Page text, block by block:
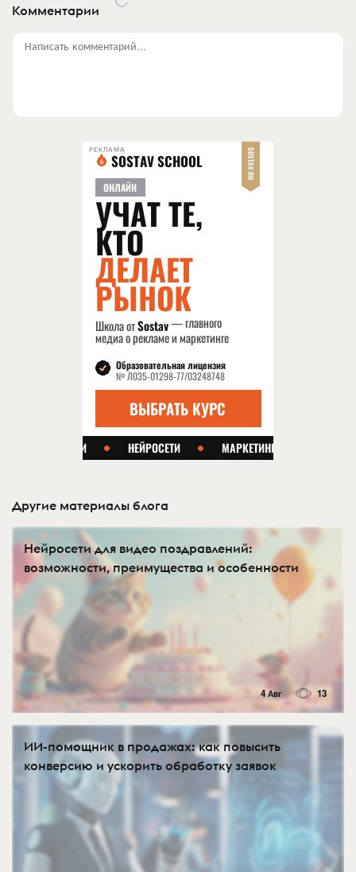
Комментарии
Написать комментарий...
РЕКЛАМА
Другие материалы блога
Нейросети для видео поздравлений:
возможности, преимущества и особенности
4 Авг 13
ИИ-помощник в продажах: как повысить
конверсию и ускорить обработку заявок